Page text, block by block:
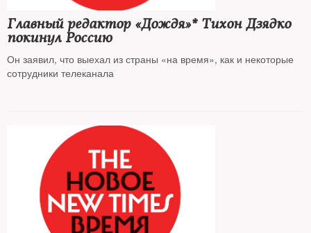
Главный редактор «Дождя»* Тихон Дзядко
покинул Россию
Он заявил, что выехал из страны «на время», как и некоторые
сотрудники телеканала